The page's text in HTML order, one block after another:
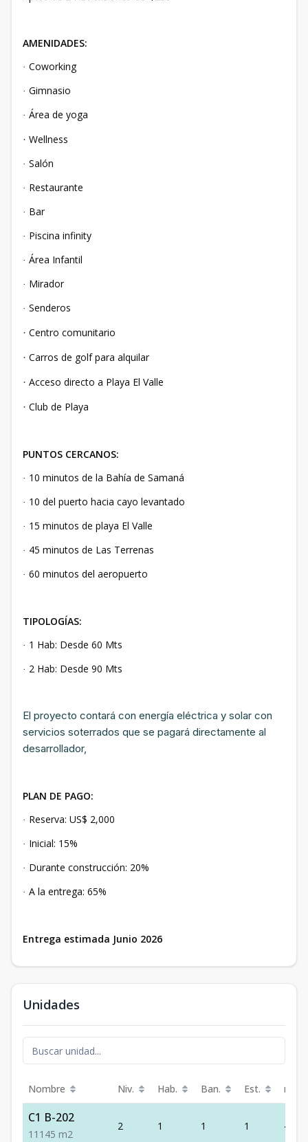
AMENIDADES:
· Coworking
· Gimnasio
· Área de yoga
· Wellness
· Salón
· Restaurante
· Bar
· Piscina infinity
· Área Infantil
· Mirador
· Senderos
· Centro comunitario
· Carros de golf para alquilar
· Acceso directo a Playa El Valle
· Club de Playa
PUNTOS CERCANOS:
· 10 minutos de la Bahía de Samaná
· 10 del puerto hacia cayo levantado
· 15 minutos de playa El Valle
· 45 minutos de Las Terrenas
· 60 minutos del aeropuerto
TIPOLOGÍAS:
· 1 Hab: Desde 60 Mts
· 2 Hab: Desde 90 Mts
El proyecto contará con energía eléctrica y solar con
servicios soterrados que se pagará directamente al
desarrollador,
PLAN DE PAGO:
· Reserva: US$ 2,000
· Inicial: 15%
· Durante construcción: 20%
· A la entrega: 65%
Entrega estimada Junio 2026
Unidades
Nombre Niv. Hab. Ban. Est. m²
C1 B-202
1 1 1 45 m2
2 1 1 1 45